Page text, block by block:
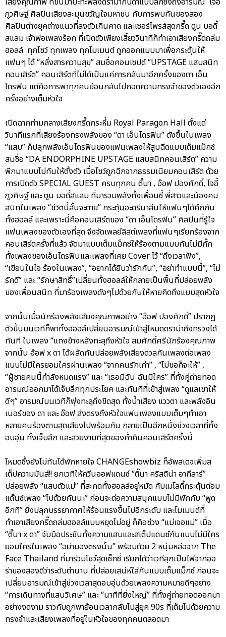
ภูวศิษฐ์ ศิลปินเสียงละมุนขวัญใจมหาชน กับการพบกันของสอง
ศิลปินต่างยุคต่างแนวที่ลงตัวเกินคาด และเซอร์ไพรส์สุดกรี๊ด ตูน บอดี้
สแลม เจ้าพ่อเพลงร็อก ที่เปิดตัวเพียงเสี้ยววินาทีก็ทำเอาเสียงกรี๊ดถล่ม
ฮอลล์ ทุกโชว์ ทุกเพลง ทุกโมเมนต์ ถูกออกแบบมาเพื่อกระตุ้นให้
แฟนๆ ได้ “หลั่งสารความสุข” สมชื่อคอนเซปต์ “UPSTAGE แสบสนิท
คอนเสิร์ต” คอนเสิร์ตที่ไม่ได้เป็นแค่การกลับมาอีกครั้งของดา เอ็น
โดรฟิน แต่คือการพาทุกคนย้อนกลับไปกอดความทรงจำของตัวเองอีก
ครั้งอย่างเต็มหัวใจ
เปิดฉากท่ามกลางเสียงกรี๊ดกระหึ่ม Royal Paragon Hall ตั้งแต่
วินาทีแรกที่เสียงร้องทรงพลังของ “ดา เอ็นโดรฟิน” ดังขึ้นในเพลง
“แสบ” ก็ปลุกพลังเอ็นโดรฟินของแฟนเพลงให้สูบฉีดแบบเต็มแม็กซ์
สมชื่อ “DA ENDORPHINE UPSTAGE แสบสนิทคอนเสิร์ต” ความ
พีกมาแบบไม่ทันให้ตั้งตัว เมื่อโชว์ถูกฉีกจากธรรมเนียมคอนเสิร์ต ด้วย
การเปิดตัว SPECIAL GUEST ครบทุกคน ติ๊นา , อ๊อฟ ปองศักดิ์, โจอี้
ภูวศิษฐ์ และ ตูน บอดี้สแลม ที่มารวมพลังทั้งเพื่อนซี้ พี่สาวและน้องคน
สนิทในเพลง “ชีวิตนี้สั้นจะตาย” กระตุ้นอะดรีนาลีนให้แฟนๆได้คึกกัน
ทั้งฮอลล์ และเพราะนี่คือคอนเสิร์ตของ “ดา เอ็นโดรฟิน” ศิลปินที่รู้ใจ
แฟนเพลงของตัวเองที่สุด จึงจัดเพลย์ลิสต์เพลงที่แฟนๆเรียกร้องจาก
คอนเสิร์ตครั้งที่แล้ว จัดมาแบบเต็มแม็กซ์ให้ร้องตามแบบกันไม่มีกั๊ก
ทั้งเพลงของเอ็นโดรฟินและเพลงที่เคย Cover ไว้ “ถึงเวลาฟัง”,
“เขียนในใจ ร้องในเพลง”, “อยากได้ยินว่ารักกัน”, “อย่าทำแบบนี้”, “ไม่
รักดี” และ “รักษาสิทธิ์”เปลี่ยนทั้งฮอลล์ให้กลายเป็นพื้นที่ปล่อยพลัง
ของเพื่อนสนิท ที่มาร้องเพลงดังๆไปด้วยกันให้หายคิดถึงแบบสุดหัวใจ
จากนั้นเมื่อนักร้องพลังเสียงคุณภาพอย่าง “อ๊อฟ ปองศักดิ์” ปรากฏ
ตัวขึ้นบนเวทีก็พาทั้งฮออล์เปลี่ยนอารมณ์เข้าสู่โหมดดราม่าถึงทรวงได้
ทันที ในเพลง “แทงข้างหลังทะลุถึงหัวใจ สมศักดิ์ศรีนักร้องคุณภาพ
จากนั้น อ๊อฟ x ดา ได้ผลัดกันปล่อยพลังเสียงดวลกันเพลงต่อเพลง
แบบไม่มีใครยอมใครผ่านเพลง “จากคนรักเก่า” , “ไม่ขอก็จะให้” ,
“ผู้ชายคนนี้กำลังหมดแรง” และ “เธอมีฉัน ฉันมีใคร” ที่ทั้งคู่ถ่ายทอด
อารมณ์ออกมาได้เจ็บลึกทุกประโยค และทันทีที่เข้าสู่เพลง “ดูแลเขาให้
ดีๆ” อารมณ์บนเวทีก็พุ่งทะลุถึงขีดสุด ทั้งน้ำเสียง แววตา และพลังอิน
เนอร์ของ ดา และ อ๊อฟ ส่งตรงถึงหัวใจแฟนเพลงแบบเต็มๆทำเอา
หลายคนร้องตามสุดเสียงไปพร้อมกัน กลายเป็นอีกหนึ่งช่วงเวลาที่ทั้ง
อบอุ่น ทั้งเจ็บลึก และสวยงามที่สุดของค่ำคืนคอนเสิร์ตครั้งนี้
โหมดซึ้งยังไม่ทันได้พักหายใจ CHANGEshowbiz ก็อัพสเตจเพิ่มส
เต็ปความมันส์!! ยกเวทีให้ควีนออฟแดนซ์ “ติ๊นา คริสติน่า อากีลาร์”
ปล่อยพลัง “แสบตัวแม่” ที่สะกดทั้งฮอลล์อยู่หมัด กับเมโลดี้กระตุ้นต่อม
แด๊นซ์เพลง “ไปด้วยกันนะ” ก่อนจะต่อความสนุกแบบไม่มีพักกับ “พูด
อีกที” ยิ่งปลุกบรรยากาศให้ร้อนแรงขึ้นไปอีกระดับ และโมเมนต์ที่
ทำเอาเสียงกรี๊ดถล่มฮอลล์แบบหยุดไม่อยู่ ก็คือช่วง “แม่เจอแม่” เมื่อ
“ติ๊นา x ดา” จับมือประชันทั้งความแสบและสเต็ปแดนซ์กันแบบไม่มีใคร
ยอมใครในเพลง “อย่ามองตรงนั้น” พร้อมด้วย 2 หนุ่มหล่อจาก The
Face Thailand ที่มาร่วมโชว์สุดเซ็กซี่ เรียกได้ว่าเวทีลุกเป็นไฟจากออ
ร่าของสองดีว่าระดับตำนาน ที่ปล่อยเสน่ห์ใส่กันแบบเต็มแม็กซ์ ก่อนจะ
เปลี่ยนอารมณ์เข้าสู่ช่วงเวลาสุดอบอุ่นด้วยเพลงความหมายดีๆอย่าง
“การเดินทางที่แสนวิเศษ” และ “นาทีที่ยิ่งใหญ่” ที่ทั้งคู่ถ่ายทอดออกมา
อย่างงดงาม ราวกับถูกพาย้อนเวลากลับไปสู่ยุค 90s ที่เต็มไปด้วยความ
ทรงจำและเสียงเพลงที่อยู่ในหัวใจของทุกคนตลอดมา